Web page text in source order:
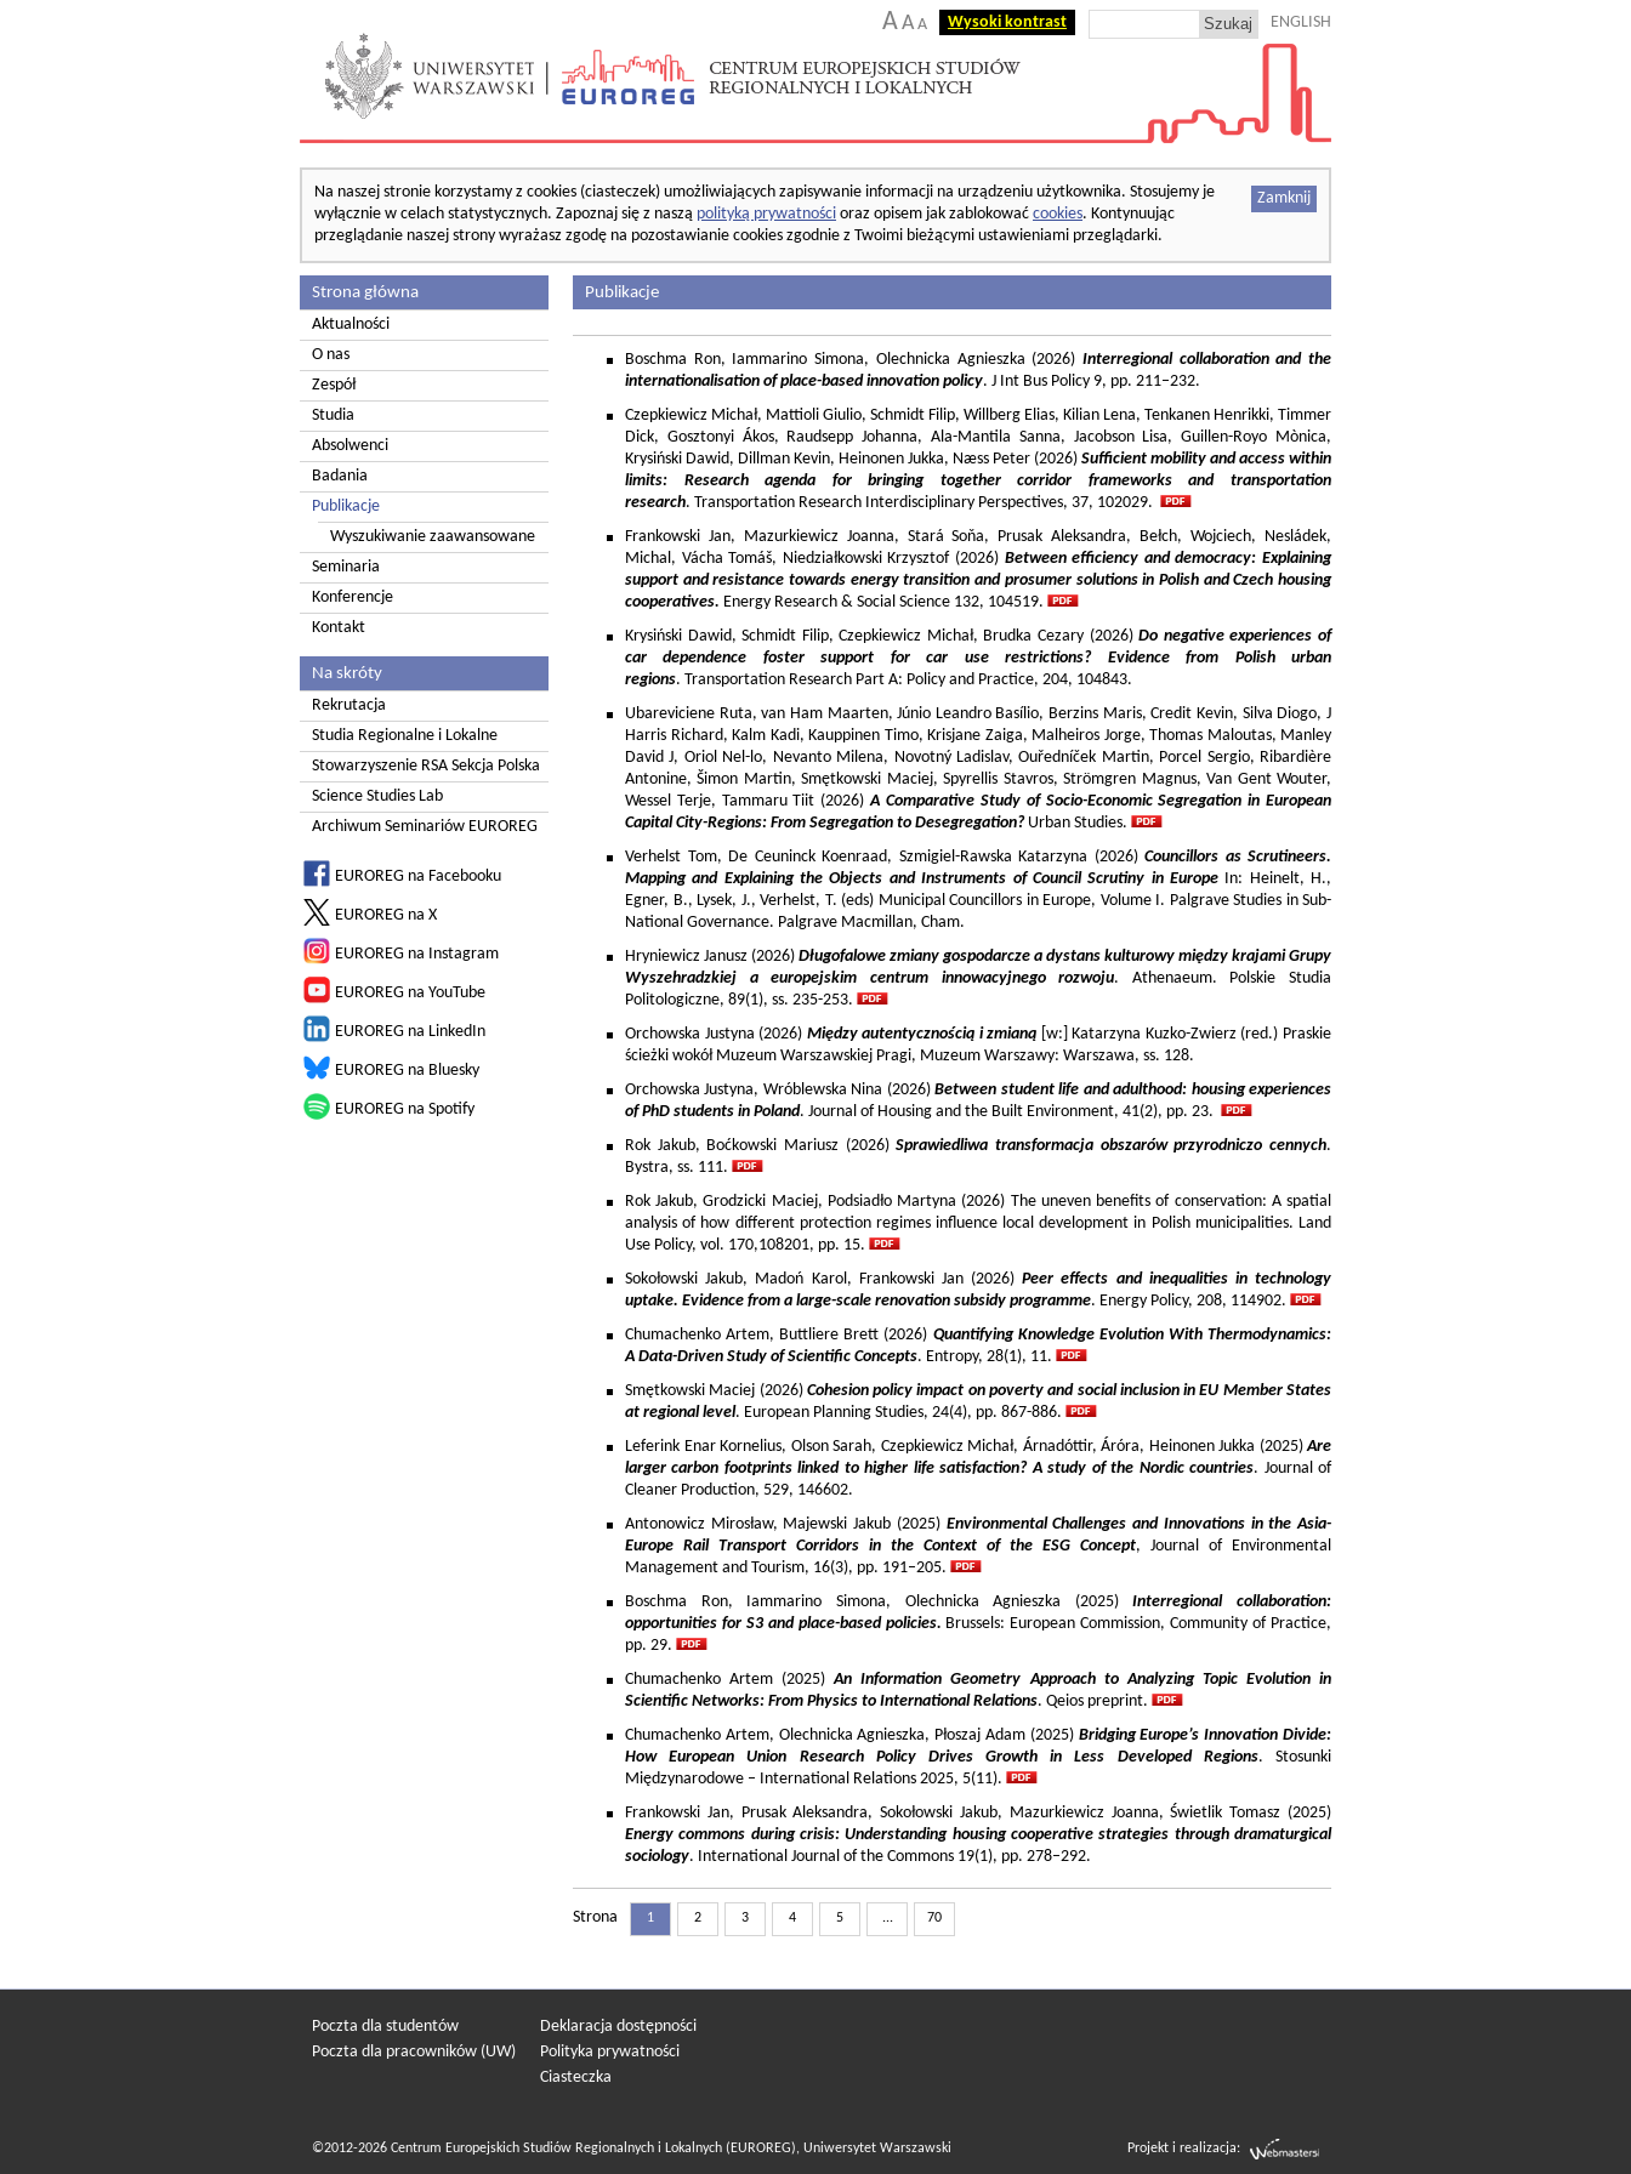
AA A Wysoki kontrast ENGLISH
Zamknij
Na naszej stronie korzystamy z cookies (ciasteczek) umożliwiających zapisywanie informacji na urządzeniu użytkownika. Stosujemy je
wyłącznie w celach statystycznych. Zapoznaj się z naszą polityką prywatności oraz opisem jak zablokować cookies. Kontynuując
przeglądanie naszej strony wyrażasz zgodę na pozostawianie cookies zgodnie z Twoimi bieżącymi ustawieniami przeglądarki.
Strona główna
Aktualności
O nas
Zespół
Studia
Absolwenci
Badania
Publikacje
Wyszukiwanie zaawansowane
Seminaria
Konferencje
Kontakt
Na skróty
Rekrutacja
Studia Regionalne i Lokalne
Stowarzyszenie RSA Sekcja Polska
Science Studies Lab
Archiwum Seminariów EUROREG
EUROREG na Facebooku
EUROREG na X
EUROREG na Instagram
EUROREG na YouTube
EUROREG na LinkedIn
EUROREG na Bluesky
EUROREG na Spotify
Publikacje
Boschma Ron, Iammarino Simona, Olechnicka Agnieszka (2026) Interregional collaboration and the
internationalisation of place-based innovation policy. J Int Bus Policy 9, pp. 211–232.
Czepkiewicz Michał, Mattioli Giulio, Schmidt Filip, Willberg Elias, Kilian Lena, Tenkanen Henrikki, Timmer
Dick, Gosztonyi Ákos, Raudsepp Johanna, Ala-Mantila Sanna, Jacobson Lisa, Guillen-Royo Mònica,
Krysiński Dawid, Dillman Kevin, Heinonen Jukka, Næss Peter (2026) Sufficient mobility and access within
limits: Research agenda for bringing together corridor frameworks and transportation
research. Transportation Research Interdisciplinary Perspectives, 37, 102029.
Frankowski Jan, Mazurkiewicz Joanna, Stará Soňa, Prusak Aleksandra, Bełch, Wojciech, Nesládek,
Michal, Vácha Tomáš, Niedziałkowski Krzysztof (2026) Between efficiency and democracy: Explaining
support and resistance towards energy transition and prosumer solutions in Polish and Czech housing
cooperatives. Energy Research & Social Science 132, 104519.
Krysiński Dawid, Schmidt Filip, Czepkiewicz Michał, Brudka Cezary (2026)Do negative experiences of
car dependence foster support for car use restrictions? Evidence from Polish urban
regions. Transportation Research Part A: Policy and Practice, 204, 104843.
Ubareviciene Ruta, van Ham Maarten, Júnio Leandro Basílio, Berzins Maris, Credit Kevin, Silva Diogo, J
Harris Richard, Kalm Kadi, Kauppinen Timo, Krisjane Zaiga, Malheiros Jorge, Thomas Maloutas, Manley
David J, Oriol Nel-lo, Nevanto Milena, Novotný Ladislav, Ouředníček Martin, Porcel Sergio, Ribardière
Antonine, Šimon Martin, Smętkowski Maciej, Spyrellis Stavros, Strömgren Magnus, Van Gent Wouter,
Wessel Terje, Tammaru Tiit (2026)A Comparative Study of Socio-Economic Segregation in European
Capital City-Regions: From Segregation to Desegregation?Urban Studies.
Verhelst Tom, De Ceuninck Koenraad, Szmigiel-Rawska Katarzyna (2026) Councillors as Scrutineers.
Mapping and Explaining the Objects and Instruments of Council Scrutiny in EuropeIn: Heinelt, H.,
Egner, B., Lysek, J., Verhelst, T. (eds) Municipal Councillors in Europe, Volume I. Palgrave Studies in Sub-
National Governance. Palgrave Macmillan, Cham.
Hryniewicz Janusz (2026) Długofalowe zmiany gospodarcze a dystans kulturowy między krajami Grupy
Wyszehradzkiej a europejskim centrum innowacyjnego rozwoju. Athenaeum. Polskie Studia
Politologiczne, 89(1), ss. 235-253.
Orchowska Justyna (2026) Między autentycznością i zmianą [w:] Katarzyna Kuzko-Zwierz (red.) Praskie
ścieżki wokół Muzeum Warszawskiej Pragi, Muzeum Warszawy: Warszawa, ss. 128.
Orchowska Justyna, Wróblewska Nina (2026)Between student life and adulthood: housing experiences
of PhD students in Poland. Journal of Housing and the Built Environment, 41(2), pp. 23.
Rok Jakub, Boćkowski Mariusz (2026)Sprawiedliwa transformacja obszarów przyrodniczo cennych.
Bystra, ss. 111.
Rok Jakub, Grodzicki Maciej, Podsiadło Martyna (2026) The uneven benefits of conservation: A spatial
analysis of how different protection regimes influence local development in Polish municipalities. Land
Use Policy, vol. 170,108201, pp. 15.
Sokołowski Jakub, Madoń Karol, Frankowski Jan (2026)Peer effects and inequalities in technology
uptake. Evidence from a large-scale renovation subsidy programme. Energy Policy, 208, 114902.
Chumachenko Artem, Buttliere Brett (2026) Quantifying Knowledge Evolution With Thermodynamics:
A Data-Driven Study of Scientific Concepts. Entropy, 28(1), 11.
Smętkowski Maciej (2026) Cohesion policy impact on poverty and social inclusion in EU Member States
at regional level. European Planning Studies, 24(4), pp. 867-886.
Leferink Enar Kornelius, Olson Sarah, Czepkiewicz Michał, Árnadóttir, Áróra, Heinonen Jukka (2025)Are
larger carbon footprints linked to higher life satisfaction? A study of the Nordic countries. Journal of
Cleaner Production, 529, 146602.
Antonowicz Mirosław, Majewski Jakub (2025) Environmental Challenges and Innovations in the Asia-
Europe Rail Transport Corridors in the Context of the ESG Concept, Journal of Environmental
Management and Tourism, 16(3), pp. 191–205.
Boschma Ron, Iammarino Simona, Olechnicka Agnieszka (2025)Interregional collaboration:
opportunities for S3 and place-based policies. Brussels: European Commission, Community of Practice,
pp. 29.
Chumachenko Artem (2025)An Information Geometry Approach to Analyzing Topic Evolution in
Scientific Networks: From Physics to International Relations. Qeios preprint.
Chumachenko Artem, Olechnicka Agnieszka, Płoszaj Adam (2025) Bridging Europe’s Innovation Divide:
How European Union Research Policy Drives Growth in Less Developed Regions. Stosunki
Międzynarodowe – International Relations 2025, 5(11).
Frankowski Jan, Prusak Aleksandra, Sokołowski Jakub, Mazurkiewicz Joanna, Świetlik Tomasz (2025)
Energy commons during crisis: Understanding housing cooperative strategies through dramaturgical
sociology. International Journal of the Commons 19(1), pp. 278–292.
Strona 1 2 3 4 5 ... 70
Poczta dla studentów
Poczta dla pracowników (UW)
Deklaracja dostępności
Polityka prywatności
Ciasteczka
©2012-2026 Centrum Europejskich Studiów Regionalnych i Lokalnych (EUROREG), Uniwersytet Warszawski Projekt i realizacja: